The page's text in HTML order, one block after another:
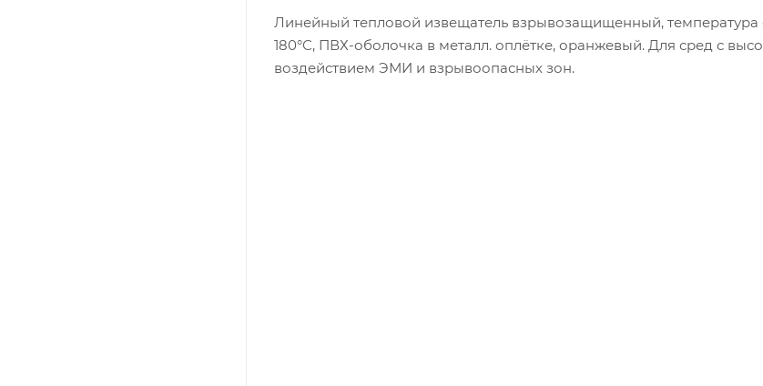
Линейный тепловой извещатель взрывозащищенный, температура
180°С, ПВХ-оболочка в металл. оплётке, оранжевый. Для сред с
воздействием ЭМИ и взрывоопасных зон.